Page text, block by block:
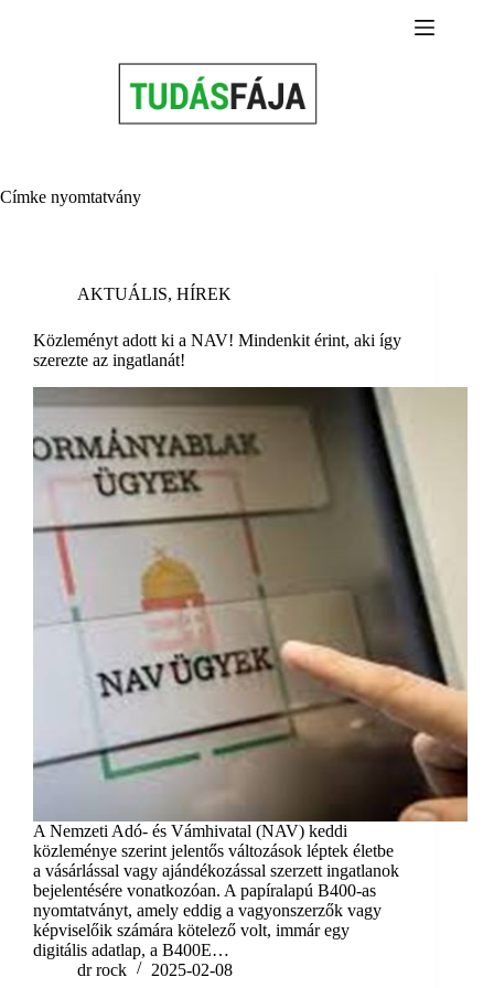
Címke nyomtatvány
AKTUÁLIS, HÍREK
Közleményt adott ki a NAV! Mindenkit érint, aki így
szerezte az ingatlanát!
A Nemzeti Adó- és Vámhivatal (NAV) keddi
közleménye szerint jelentős változások léptek életbe
a vásárlással vagy ajándékozással szerzett ingatlanok
bejelentésére vonatkozóan. A papíralapú B400-as
nyomtatványt, amely eddig a vagyonszerzők vagy
képviselőik számára kötelező volt, immár egy
digitális adatlap, a B400E…
dr rock
2025-02-08